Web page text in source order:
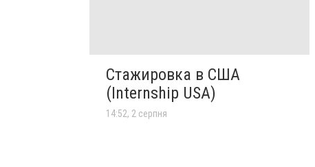
Стажировка в США
(Internship USA)
14:52, 2 серпня